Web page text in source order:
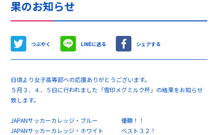
果のお知らせ
つぶやく LINEに送る シェアする
日頃より女子高等部への応援ありがとうございます。
５月３．４．５日に行われました「雪印メグミルク杯」の結果をお知らせ
致します。
JAPANサッカーカレッジ・ブルー 優勝！！
JAPANサッカーカレッジ・ホワイト ベスト３２！